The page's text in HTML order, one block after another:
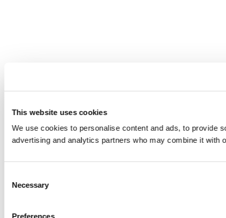
This website uses cookies
We use cookies to personalise content and ads, to provide
advertising and analytics partners who may combine it with
Selection
Necessary
Preferences